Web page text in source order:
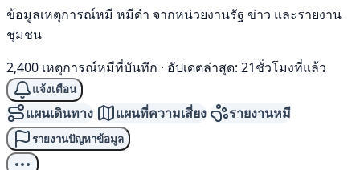
ข้อมูลเหตุการณ์หมี หมีดำ จากหน่วยงานรัฐ ข่าว และรายงาน
ชุมชน
2,400 เหตุการณ์หมีที่บันทึก · อัปเดตล่าสุด: 21ชั่วโมงที่แล้ว
แจ้งเตือน
แผนเดินทาง แผนที่ความเสี่ยง รายงานหมี
รายงานปัญหาข้อมูล